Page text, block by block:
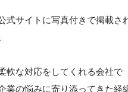
式サイトに写真付きで掲載さ
軟な対応をしてくれる会社で
業の悩みに寄り添ってきた経